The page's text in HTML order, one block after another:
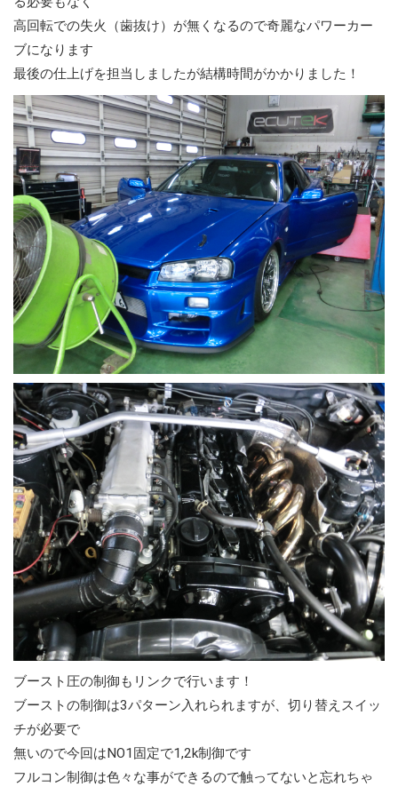
高回転での失火（歯抜け）が無くなるので奇麗なパワーカー
ブになります
最後の仕上げを担当しましたが結構時間がかかりました！
ブースト圧の制御もリンクで行います！
ブーストの制御は3パターン入れられますが、切り替えスイッ
チが必要で
無いので今回はNO1固定で1,2k制御です
フルコン制御は色々な事ができるので触ってないと忘れちゃ